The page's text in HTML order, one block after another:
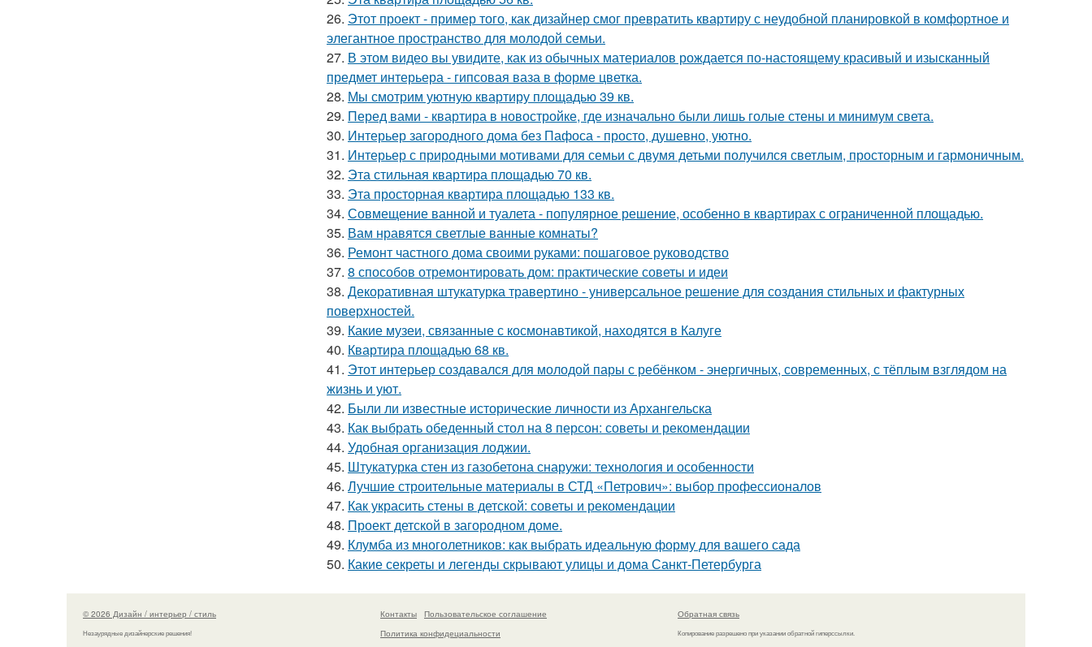
26. Этот проект - пример того, как дизайнер смог превратить квартиру с неудобной планировкой в комфортное и
элегантное пространство для молодой семьи.
27. В этом видео вы увидите, как из обычных материалов рождается по-настоящему красивый и изысканный
предмет интерьера - гипсовая ваза в форме цветка.
28. Мы смотрим уютную квартиру площадью 39 кв.
29. Перед вами - квартира в новостройке, где изначально были лишь голые стены и минимум света.
30. Интерьер загородного дома без Пафоса - просто, душевно, уютно.
31. Интерьер с природными мотивами для семьи с двумя детьми получился светлым, просторным и гармоничным.
32. Эта стильная квартира площадью 70 кв.
33. Эта просторная квартира площадью 133 кв.
34. Совмещение ванной и туалета - популярное решение, особенно в квартирах с ограниченной площадью.
35. Вам нравятся светлые ванные комнаты?
36. Ремонт частного дома своими руками: пошаговое руководство
37. 8 способов отремонтировать дом: практические советы и идеи
38. Декоративная штукатурка травертино - универсальное решение для создания стильных и фактурных
поверхностей.
39. Какие музеи, связанные с космонавтикой, находятся в Калуге
40. Квартира площадью 68 кв.
41. Этот интерьер создавался для молодой пары с ребёнком - энергичных, современных, с тёплым взглядом на
жизнь и уют.
42. Были ли известные исторические личности из Архангельска
43. Как выбрать обеденный стол на 8 персон: советы и рекомендации
44. Удобная организация лоджии.
45. Штукатурка стен из газобетона снаружи: технология и особенности
46. Лучшие строительные материалы в СТД «Петрович»: выбор профессионалов
47. Как украсить стены в детской: советы и рекомендации
48. Проект детской в загородном доме.
49. Клумба из многолетников: как выбрать идеальную форму для вашего сада
50. Какие секреты и легенды скрывают улицы и дома Санкт-Петербурга
© 2026 Дизайн / интерьер / стиль
Незаурядные дизайнерские решения!
Контакты
Пользовательское соглашение
Политика конфидециальности
Обратная связь
Копирование разрешено при указании обратной гиперссылки.